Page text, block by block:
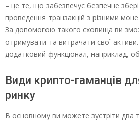
– це те, що забезпечує безпечне
проведення транзакцій з різними
За допомогою такого сховища ви
отримувати та витрачати свої
додатковий функціонал, наприклад,
Види крипто-гаманців
ринку
В основному ви можете зустріти два